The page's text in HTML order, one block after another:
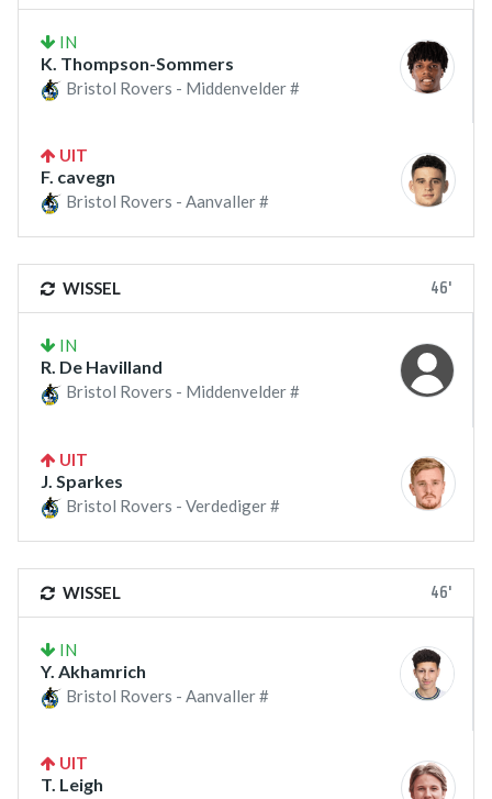
IN
K. Thompson-Sommers
Bristol Rovers - Middenvelder #
UIT
F. cavegn
Bristol Rovers - Aanvaller #
WISSEL 46'
IN
R. De Havilland
Bristol Rovers - Middenvelder #
UIT
J. Sparkes
Bristol Rovers - Verdediger #
WISSEL 46'
IN
Y. Akhamrich
Bristol Rovers - Aanvaller #
UIT
T. Leigh